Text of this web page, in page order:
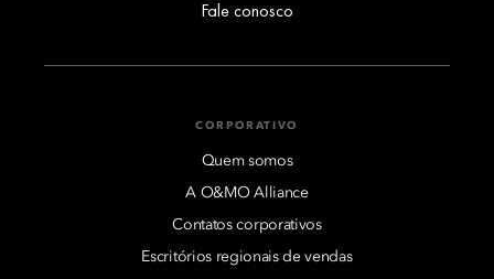
Fale conosco
CORPORATIVO
Quem somos
A O&MO Alliance
Contatos corporativos
Escritórios regionais de vendas